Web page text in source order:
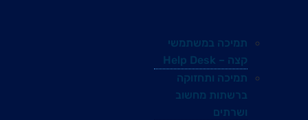
תמיכה במשתמשי
קצה – Help Desk
תמיכה ותחזוקה
ברשתות מחשוב
ושרתים